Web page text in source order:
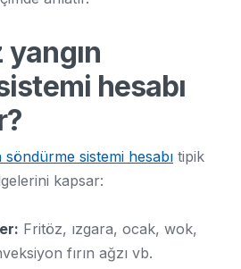
hesabı
sistemi hesabı tipik
kapsar:
Fritöz, ızgara, ocak, wok,
fırın ağzı vb.